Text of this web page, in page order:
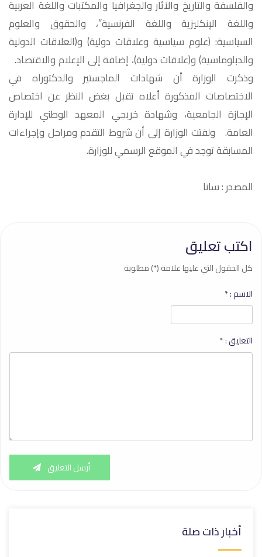
والفلسفة والتاريخ والآثار والجغرافيا والمكتبات واللغة العربية
واللغة الإنكليزية واللغة الفرنسية”، والحقوق والعلوم
السياسية: (علوم سياسية وعلاقات دولية) و(العلاقات الدولية
والدبلوماسية) و(علاقات دولية)، إضافة إلى الإعلام والاقتصاد.
وذكرت الوزارة أن شهادات الماجستير والدكتوراه في
الاختصاصات المذكورة أعلاه تقبل بغض النظر عن اختصاص
الإجازة الجامعية، وشهادة خريجي المعهد الوطني للإدارة
العامة. ولفتت الوزارة إلى أن شروط التقدم ومراحل وإجراءات
المسابقة توجد في الموقع الرسمي للوزارة.
المصدر : سانا
اكتب تعليق
كل الحقول التي عليها علامة (*) مطلوبة
الاسم :*
التعليق :*
أرسل التعليق
أخبار ذات صلة